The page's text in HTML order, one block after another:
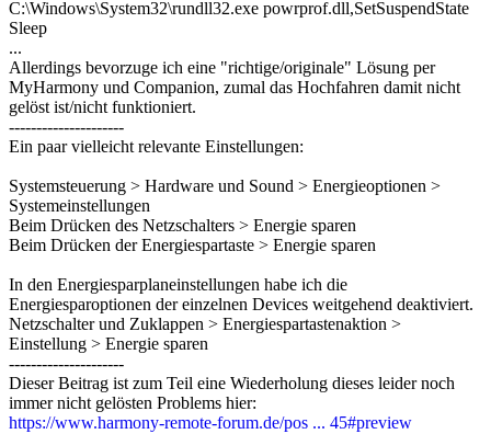
C:\Windows\System32\rundll32.exe powrprof.dll,SetSuspendState
Sleep
...
Allerdings bevorzuge ich eine "richtige/originale" Lösung per
MyHarmony und Companion, zumal das Hochfahren damit nicht
gelöst ist/nicht funktioniert.
---------------------
Ein paar vielleicht relevante Einstellungen:
Systemsteuerung > Hardware und Sound > Energieoptionen >
Systemeinstellungen
Beim Drücken des Netzschalters > Energie sparen
Beim Drücken der Energiespartaste > Energie sparen
In den Energiesparplaneinstellungen habe ich die
Energiesparoptionen der einzelnen Devices weitgehend deaktiviert.
Netzschalter und Zuklappen > Energiespartastenaktion >
Einstellung > Energie sparen
---------------------
Dieser Beitrag ist zum Teil eine Wiederholung dieses leider noch
immer nicht gelösten Problems hier:
https://www.harmony-remote-forum.de/pos ... 45#preview